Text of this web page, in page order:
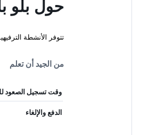
حول بلو
تتوفر الأنشطة
من الجيد أن تعلم
وقت تسجيل الصعود
الدفع والإلغاء